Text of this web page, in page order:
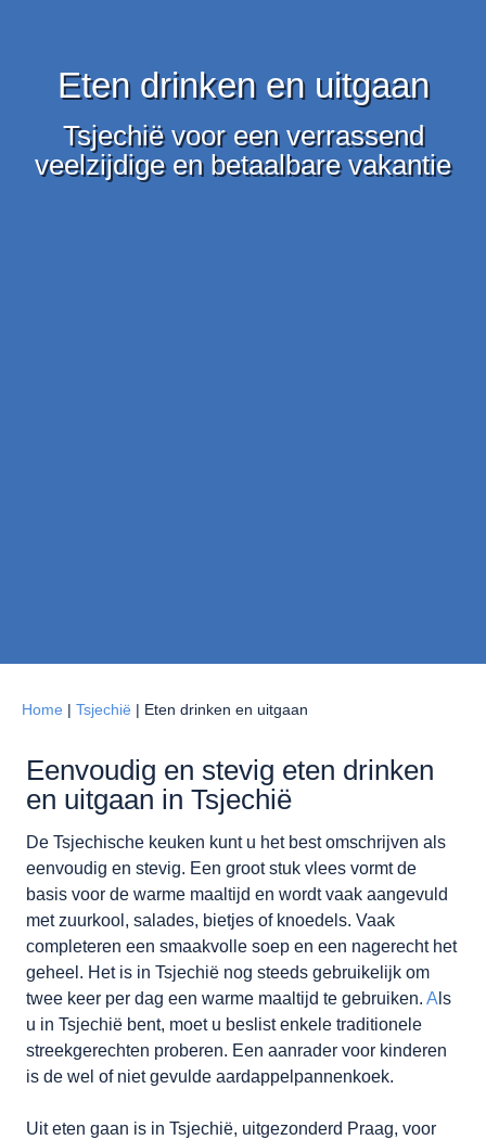
Eten drinken en uitgaan
Tsjechië voor een verrassend
veelzijdige en betaalbare vakantie
Home | Tsjechië | Eten drinken en uitgaan
Eenvoudig en stevig eten drinken
en uitgaan in Tsjechië
De Tsjechische keuken kunt u het best omschrijven als
eenvoudig en stevig. Een groot stuk vlees vormt de
basis voor de warme maaltijd en wordt vaak aangevuld
met zuurkool, salades, bietjes of knoedels. Vaak
completeren een smaakvolle soep en een nagerecht het
geheel. Het is in Tsjechië nog steeds gebruikelijk om
twee keer per dag een warme maaltijd te gebruiken. A ls
u in Tsjechië bent, moet u beslist enkele traditionele
streekgerechten proberen. Een aanrader voor kinderen
is de wel of niet gevulde aardappelpannenkoek.
Uit eten gaan is in Tsjechië, uitgezonderd Praag, voor